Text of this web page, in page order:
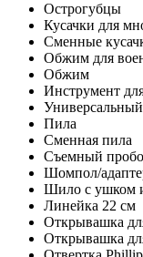
Острогубцы
Кусачки для
Сменные
Обжим для
Обжим
Инструмент
Пила
Сменная пила
Съемный
Шомпол/
Шило с ушком
Линейка 22 см
Открывашка
Открывашка